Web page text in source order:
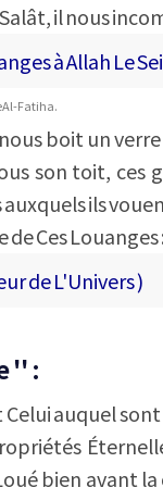
il nous
à Allah Le
Al -Fatiha.
boit un
son toit, ces
ils
Ces Louanges :
de L'Univers )
'' :
auquel
bien avant la